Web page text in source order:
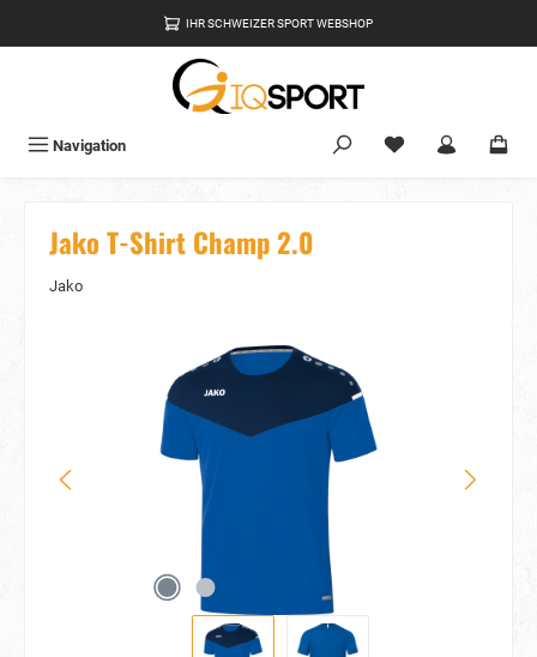
IHR SCHWEIZER SPORT WEBSHOP
Navigation Du hast 0
Jako T-Shirt Champ 2.0
Jako
Bildergalerie überspringen